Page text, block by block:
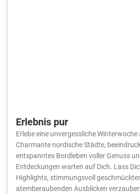
Erlebnis pur
Erlebe eine unvergessliche
Charmante nordische Städte,
entspanntes Bordleben voller Genuss
Entdeckungen warten auf Dich. Lass
Highlights, stimmungsvoll
atemberaubenden Ausblicken